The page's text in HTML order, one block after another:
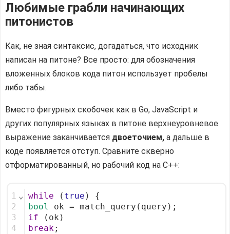
Любимые грабли начинающих
питонистов
Как, не зная синтаксис, догадаться, что исходник
написан на питоне? Все просто: для обозначения
вложенных блоков кода питон использует пробелы
либо табы.
Вместо фигурных скобочек как в Go, JavaScript и
других популярных языках в питоне верхнеуровневое
выражение заканчивается двоеточием, а дальше в
коде появляется отступ. Сравните скверно
отформатированный, но рабочий код на C++:
1
2
3
4
⌄ while ( true ) {
bool
ok = match_query(query);
if (ok)
break;